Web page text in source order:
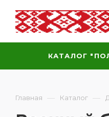
КАТАЛОГ
Главная — Каталог —